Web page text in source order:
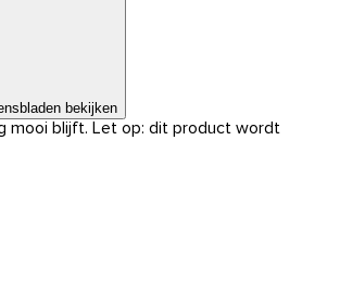
bekijken
mooi blijft. Let op: dit product wordt